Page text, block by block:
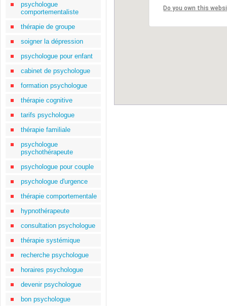
psychologue
comportementaliste
thérapie de groupe
soigner la dépression
psychologue pour enfant
cabinet de psychologue
formation psychologue
thérapie cognitive
tarifs psychologue
thérapie familiale
psychologue
psychothérapeute
psychologue pour couple
psychologue d'urgence
thérapie comportementale
hypnothérapeute
consultation psychologue
thérapie systémique
recherche psychologue
horaires psychologue
devenir psychologue
bon psychologue
Do you own this